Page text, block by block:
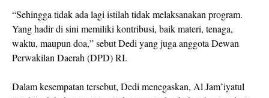
“Sehingga tidak ada lagi istilah tidak melaksanakan program.
Yang hadir di sini memiliki kontribusi, baik materi, tenaga,
waktu, maupun doa,” sebut Dedi yang juga anggota Dewan
Perwakilan Daerah (DPD) RI.
Dalam kesempatan tersebut, Dedi menegaskan, Al Jam’iyatul